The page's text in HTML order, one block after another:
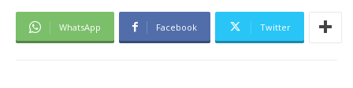
WhatsApp Facebook Twitter